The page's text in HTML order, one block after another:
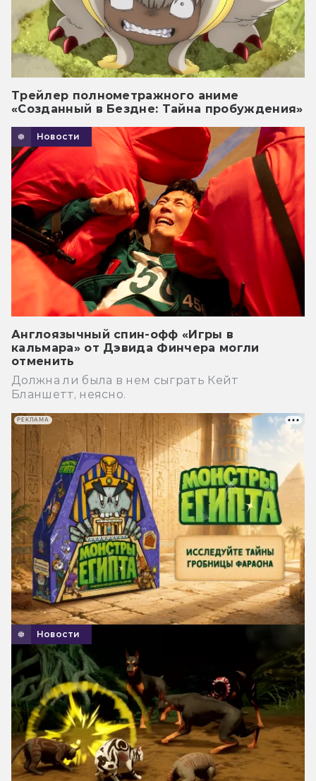
Трейлер полнометражного аниме
«Созданный в Бездне: Тайна пробуждения»
Новости
Англоязычный спин-офф «Игры в
кальмара» от Дэвида Финчера могли
отменить
Должна ли была в нем сыграть Кейт
Бланшетт, неясно.
Новости
РЕКЛАМА